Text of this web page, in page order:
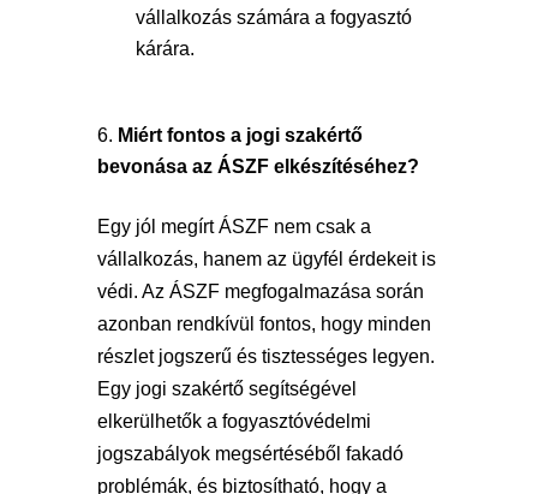
vállalkozás számára a fogyasztó
kárára.
Miért fontos a jogi szakértő
bevonása az ÁSZF elkészítéséhez?
Egy jól megírt ÁSZF nem csak a
vállalkozás, hanem az ügyfél érdekeit is
védi. Az ÁSZF megfogalmazása során
azonban rendkívül fontos, hogy minden
részlet jogszerű és tisztességes legyen.
Egy jogi szakértő segítségével
elkerülhetők a fogyasztóvédelmi
jogszabályok megsértéséből fakadó
problémák, és biztosítható, hogy a